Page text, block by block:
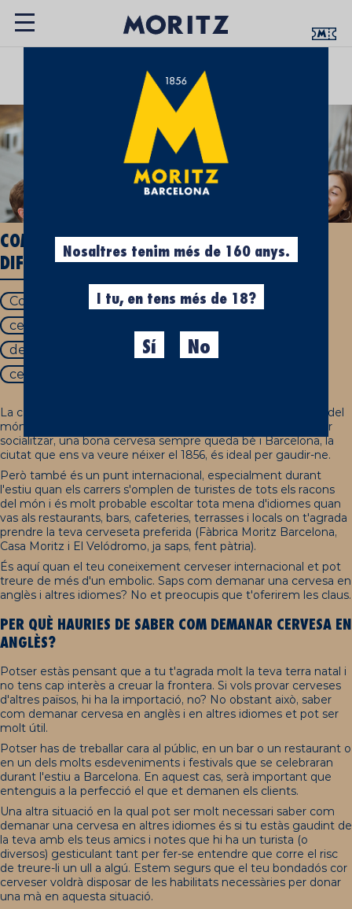
CERVESERA
COM DEMANAR CERVESA EN ANGLÈS I EN
DIFERENTS IDIOMES
Com demanar una cervesa en anglès
cervesa en anglès
demanar una cervesa en anglès
cervesa en diferents idiomes
La cervesa és una de les begudes més populars i universals del
món. Ja sigui per refrescar-se, per acompanyar un àpat o per
socialitzar, una bona cervesa sempre queda bé i Barcelona, la
ciutat que ens va veure néixer el 1856, és ideal per gaudir-ne.
Però també és un punt internacional, especialment durant
l'estiu quan els carrers s'omplen de turistes de tots els racons
del món i és molt probable escoltar tota mena d'idiomes quan
vas als restaurants, bars, cafeteries, terrasses i locals on t'agrada
prendre la teva cerveseta preferida (Fàbrica Moritz Barcelona,
Casa Moritz i El Velódromo, ja saps, fent pàtria).
És aquí quan el teu coneixement cerveser internacional et pot
treure de més d'un embolic. Saps com demanar una cervesa en
anglès i altres idiomes? No et preocupis que t'oferirem les claus.
PER QUÈ HAURIES DE SABER COM DEMANAR CERVESA EN
ANGLÈS?
Potser estàs pensant que a tu t'agrada molt la teva terra natal i
no tens cap interès a creuar la frontera. Si vols provar cerveses
d'altres països, hi ha la importació, no? No obstant això, saber
com demanar cervesa en anglès i en altres idiomes et pot ser
molt útil.
Potser has de treballar cara al públic, en un bar o un restaurant o
en un dels molts esdeveniments i festivals que se celebraran
durant l'estiu a Barcelona. En aquest cas, serà important que
entenguis a la perfecció el que et demanen els clients.
Una altra situació en la qual pot ser molt necessari saber com
demanar una cervesa en altres idiomes és si tu estàs gaudint de
la teva amb els teus amics i notes que hi ha un turista (o
diversos) gesticulant tant per fer-se entendre que corre el risc
de treure-li un ull a algú. Estem segurs que el teu bondadós cor
cerveser voldrà disposar de les habilitats necessàries per donar
una mà en aquesta situació.
Nosaltres tenim més de 160 anys.
I tu, en tens més de 18?
Sí No